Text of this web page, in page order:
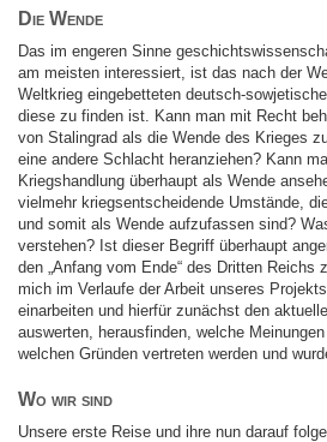
Die Wende
Das im engeren Sinne
am meisten interessiert, ist das nach der
Weltkrieg eingebetteten deutsch-
diese zu finden ist. Kann man mit Recht
von Stalingrad als die Wende des Krieges
eine andere Schlacht heranziehen? Kann
Kriegshandlung überhaupt als Wende
vielmehr kriegsentscheidende Umstände,
und somit als Wende aufzufassen sind?
verstehen? Ist dieser Begriff überhaupt
den „Anfang vom Ende“ des Dritten Reichs
mich im Verlaufe der Arbeit unseres
einarbeiten und hierfür zunächst den
auswerten, herausfinden, welche
welchen Gründen vertreten werden und
Wo wir sind
Unsere erste Reise und ihre nun darauf